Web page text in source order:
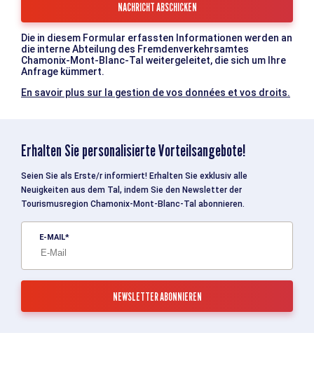
Die in diesem Formular erfassten Informationen werden an
die interne Abteilung des Fremdenverkehrsamtes
Chamonix-Mont-Blanc-Tal weitergeleitet, die sich um Ihre
Anfrage kümmert.
En savoir plus sur la gestion de vos données et vos droits.
Erhalten Sie personalisierte Vorteilsangebote!
Seien Sie als Erste/r informiert! Erhalten Sie exklusiv alle
Neuigkeiten aus dem Tal, indem Sie den Newsletter der
Tourismusregion Chamonix-Mont-Blanc-Tal abonnieren.
E-MAIL